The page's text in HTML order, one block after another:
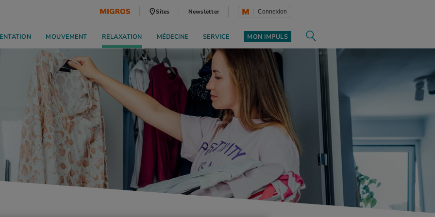
Sites Newsletter Connexion
MOUVEMENT RELAXATION MÉDECINE SERVICE MON IMPULS